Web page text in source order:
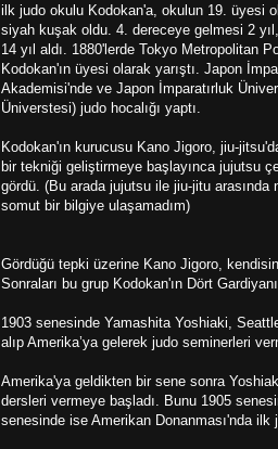
ilk judo okulu Kodokan'a, okulun 19. üyesi
siyah kuşak oldu. 4. dereceye gelmesi 2
14 yıl aldı. 1880'lerde Tokyo Metropolitan
Kodokan'ın üyesi olarak yarıştı. Japon
Akademisi'nde ve Japon İmparatırluk
Üniverstesi) judo hocalığı yaptı.
Kodokan'ın kurucusu Kano Jigoro, jiu-
bir tekniği geliştirmeye başlayınca jujutsu
gördü. (Bu arada jujutsu ile jiu-jitu
somut bir bilgiye ulaşamadım)
Gördüğü tepki üzerine Kano Jigoro,
Sonraları bu grup Kodokan'ın Dört
1903 senesinde Yamashita Yoshiaki,
alıp Amerika’ya gelerek judo seminerleri
Amerika'ya geldikten bir sene sonra
dersleri vermeye başladı. Bunu 1905
senesinde ise Amerikan Donanması'nda ilk